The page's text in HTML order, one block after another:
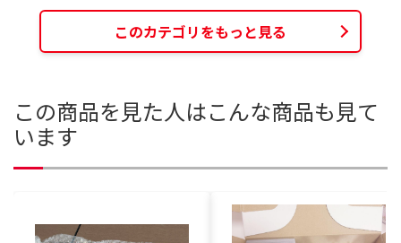
このカテゴリをもっと見る
この商品を見た人はこんな商品も見て
います